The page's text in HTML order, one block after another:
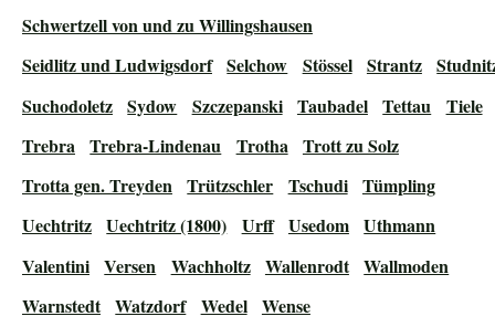
Schwertzell von und zu Willingshausen
Seidlitz und Ludwigsdorf Selchow Stössel Strantz
Suchodoletz Sydow Szczepanski Taubadel Tettau
Tiele
Trebra Trebra-Lindenau Trotha Trott zu Solz
Trotta gen. Treyden Trützschler Tschudi Tümpling
Uechtritz Uechtritz (1800) Urff Usedom Uthmann
Valentini Versen Wachholtz Wallenrodt Wallmoden
Warnstedt Watzdorf Wedel Wense